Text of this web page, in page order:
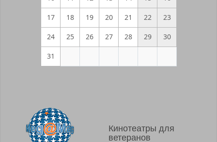
17 18 19 20 21 22 23
24 25 26 27 28 29 30
31
Кинотеатры для
ветеранов